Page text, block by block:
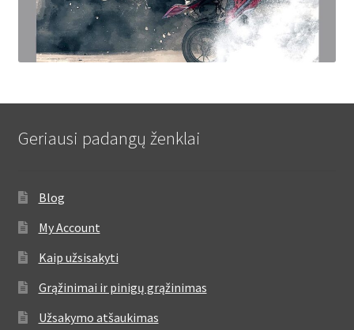
Geriausi padangų ženklai
Blog
My Account
Kaip užsisakyti
Grąžinimai ir pinigų grąžinimas
Užsakymo atšaukimas